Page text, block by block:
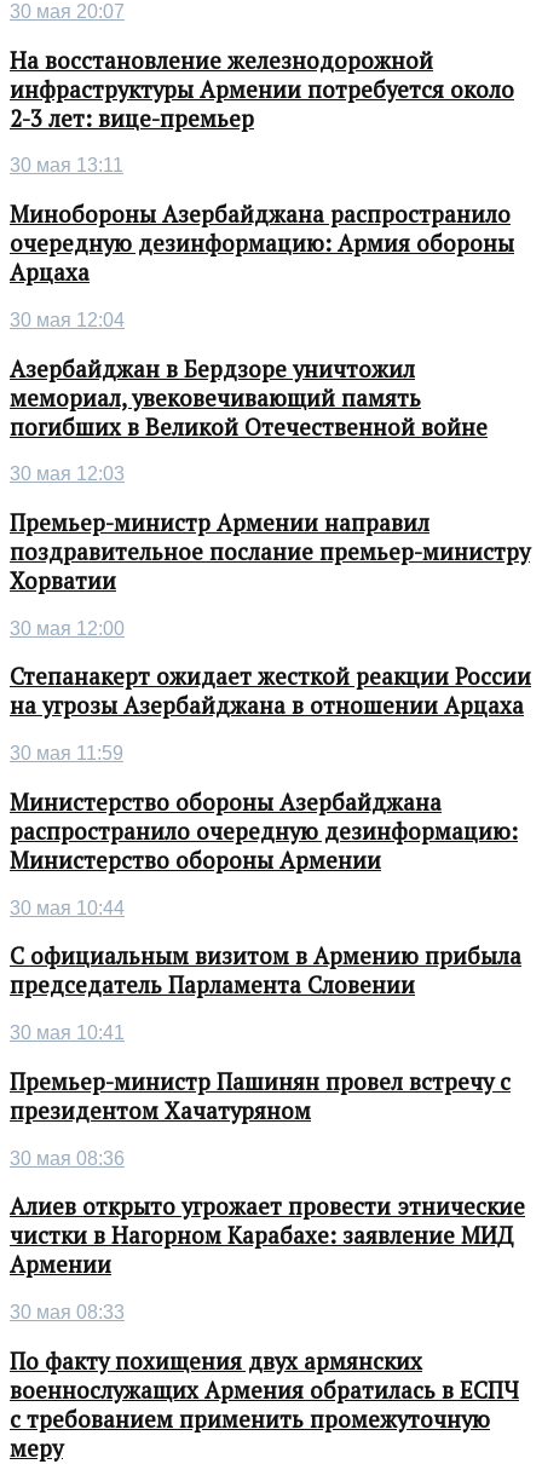
30 мая 20:07
На восстановление железнодорожной
инфраструктуры Армении потребуется около
2-3 лет: вице-премьер
30 мая 13:11
Минобороны Азербайджана распространило
очередную дезинформацию: Армия обороны
Арцаха
30 мая 12:04
Азербайджан в Бердзоре уничтожил
мемориал, увековечивающий память
погибших в Великой Отечественной войне
30 мая 12:03
Премьер-министр Армении направил
поздравительное послание премьер-министру
Хорватии
30 мая 12:00
Степанакерт ожидает жесткой реакции России
на угрозы Азербайджана в отношении Арцаха
30 мая 11:59
Министерство обороны Азербайджана
распространило очередную дезинформацию:
Министерство обороны Армении
30 мая 10:44
С официальным визитом в Армению прибыла
председатель Парламента Словении
30 мая 10:41
Премьер-министр Пашинян провел встречу с
президентом Хачатуряном
30 мая 08:36
Алиев открыто угрожает провести этнические
чистки в Нагорном Карабахе: заявление МИД
Армении
30 мая 08:33
По факту похищения двух армянских
военнослужащих Армения обратилась в ЕСПЧ
с требованием применить промежуточную
меру